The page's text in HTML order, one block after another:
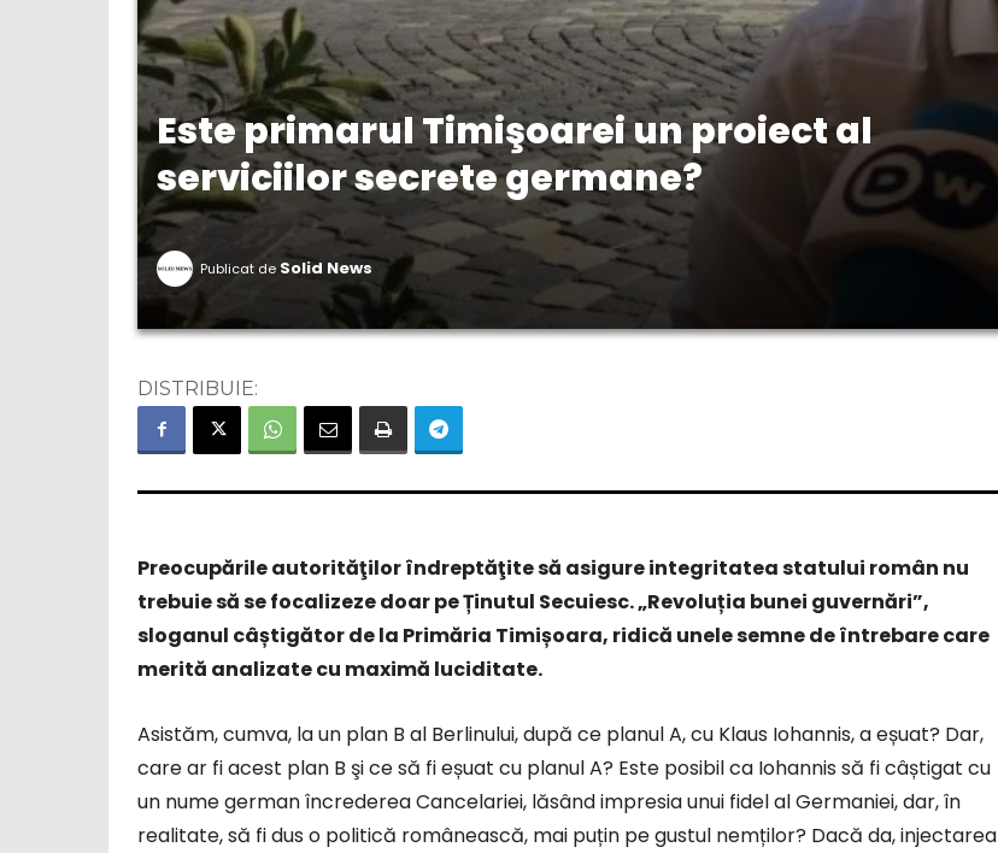
Este primarul Timişoarei un proiect al
serviciilor secrete germane?
Publicat de Solid News
DISTRIBUIE:
Preocupările autorităţilor îndreptăţite să asigure integritatea statului român nu
trebuie să se focalizeze doar pe Ținutul Secuiesc. „Revoluția bunei guvernări”,
sloganul câștigător de la Primăria Timișoara, ridică unele semne de întrebare care
merită analizate cu maximă luciditate.
Asistăm, cumva, la un plan B al Berlinului, după ce planul A, cu Klaus Iohannis, a eșuat? Dar,
care ar fi acest plan B şi ce să fi eșuat cu planul A? Este posibil ca Iohannis să fi câștigat cu
un nume german încrederea Cancelariei, lăsând impresia unui fidel al Germaniei, dar, în
realitate, să fi dus o politică românească, mai puțin pe gustul nemților? Dacă da, injectarea